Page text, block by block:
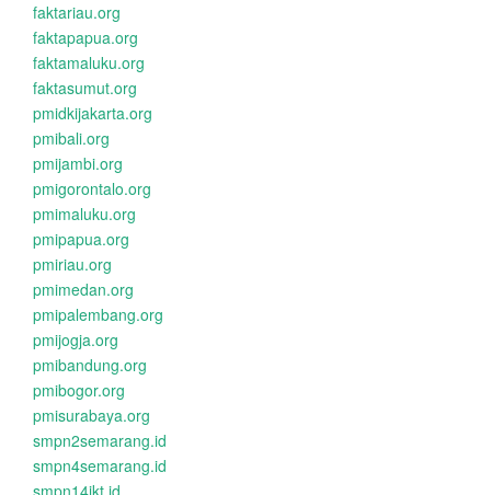
faktariau.org
faktapapua.org
faktamaluku.org
faktasumut.org
pmidkijakarta.org
pmibali.org
pmijambi.org
pmigorontalo.org
pmimaluku.org
pmipapua.org
pmiriau.org
pmimedan.org
pmipalembang.org
pmijogja.org
pmibandung.org
pmibogor.org
pmisurabaya.org
smpn2semarang.id
smpn4semarang.id
smpn14jkt.id